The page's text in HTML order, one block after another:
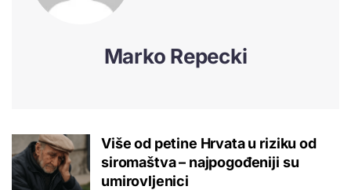
Marko Repecki
Više od petine Hrvata u riziku od
siromaštva – najpogođeniji su
umirovljenici